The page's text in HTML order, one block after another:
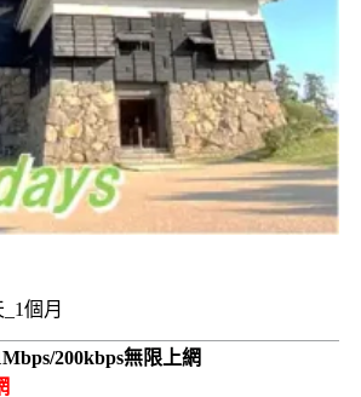
_1個月
200kbps無限上網